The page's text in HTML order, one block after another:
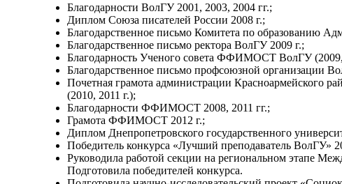
Благодарности ВолГУ 2001, 2003, 2004 гг.;
Диплом Союза писателей России 2008 г.;
Благодарственное письмо Комитета по образованию
Благодарственное письмо ректора ВолГУ 2009 г.;
Благодарность Ученого совета ФФИМОСТ ВолГУ (2009,
Благодарственное письмо профсоюзной организации
Почетная грамота администрации Красноармейского
(2010, 2011 г.);
Благодарности ФФИМОСТ 2008, 2011 гг.;
Грамота ФФИМОСТ 2012 г.;
Диплом Днепропетровского государственного
Победитель конкурса «Лучший преподаватель ВолГУ»
Руководила работой секции на региональном этапе
Подготовила победителей конкурса.